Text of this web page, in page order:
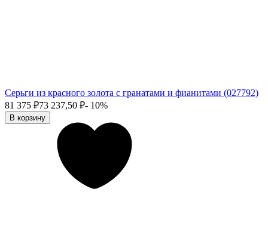
Серьги из красного золота с гранатами и фианитами (027792)
81 375 ₽73 237,50 ₽- 10%
В корзину